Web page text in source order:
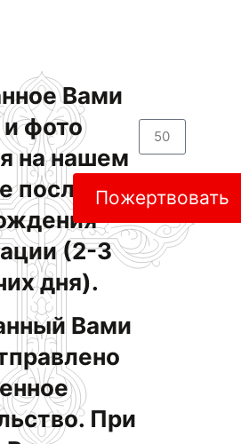
Вами
фото
на нашем
после
(2-3
дня).
Вами
При
Пожертвовать